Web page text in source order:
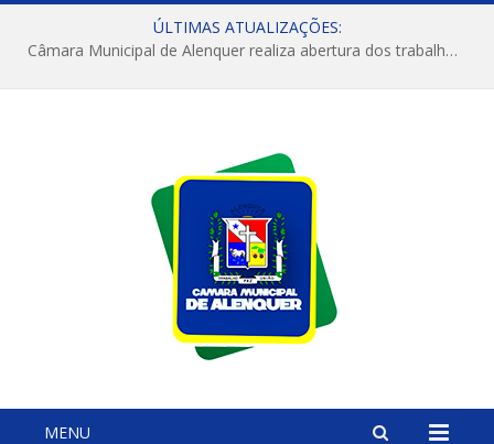
ÚLTIMAS ATUALIZAÇÕES:
Câmara Municipal de Alenquer realiza abertura dos trabalhos do 4º Período Legislativo
MENU